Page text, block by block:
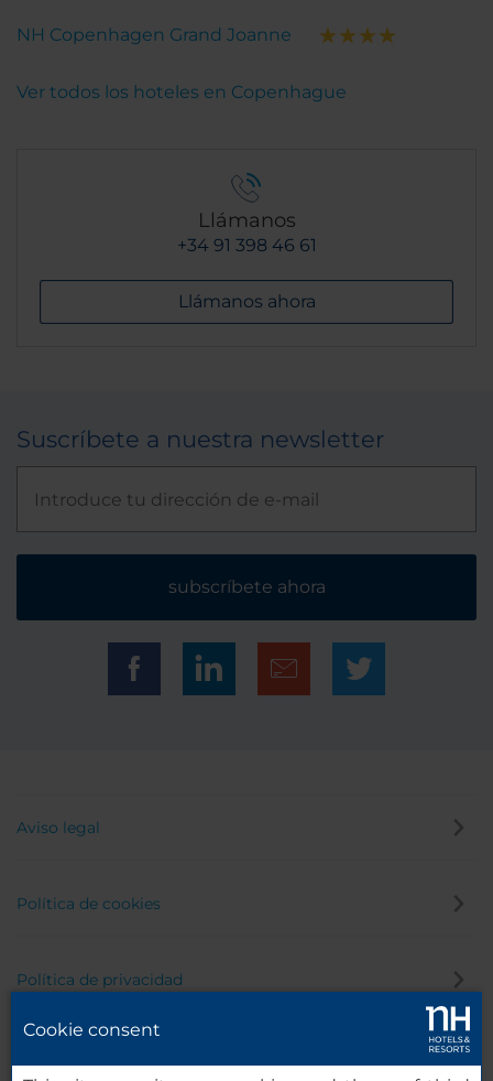
NH Copenhagen Grand Joanne
Ver todos los hoteles en Copenhague
Llámanos
+34 91 398 46 61
Llámanos ahora
Suscríbete a nuestra newsletter
subscríbete ahora
Aviso legal
Política de cookies
Política de privacidad
Cookie consent